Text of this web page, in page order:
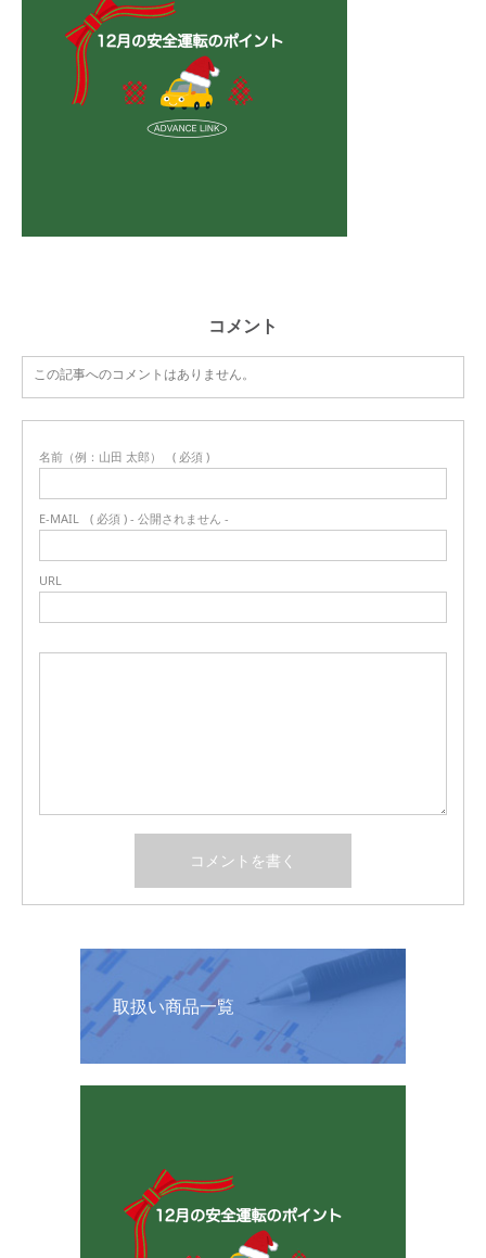
コメント
この記事へのコメントはありません。
名前（例：山田 太郎） ( 必須 )
E-MAIL ( 必須 ) - 公開されません -
URL
取扱い商品一覧